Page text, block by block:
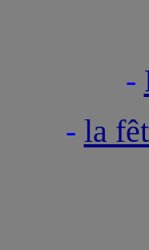
-
- la